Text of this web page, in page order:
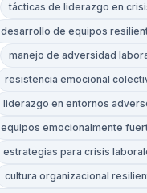
tácticas de liderazgo en
desarrollo de equipos
manejo de adversidad
resistencia emocional
liderazgo en entornos
equipos emocionalmente
estrategias para crisis
cultura organizacional